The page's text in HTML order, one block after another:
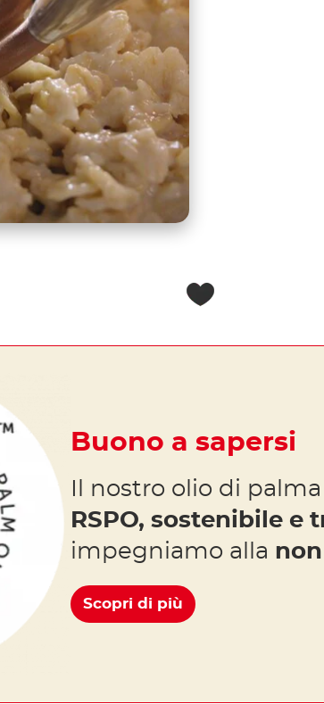
Buono a sapersi
Il nostro olio di palma
RSPO, sostenibile e
impegniamo alla
Scopri di più